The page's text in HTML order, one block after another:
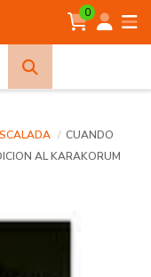
0
CUANDO
AL KARAKORUM